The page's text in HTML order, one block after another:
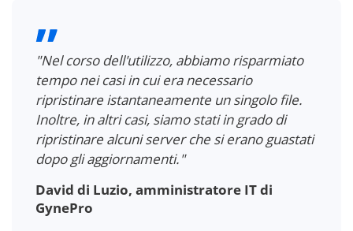
"Con NAKIVO Backup & Replication,
risparmiamo almeno due ore ogni settimana
solo per il backup delle VM. Inoltre,
risparmiamo un'ora per ogni richiesta di
ripristino di un file o di un oggetto."
Joey Aben, amministratore di sistema e di
rete presso l'Udens College